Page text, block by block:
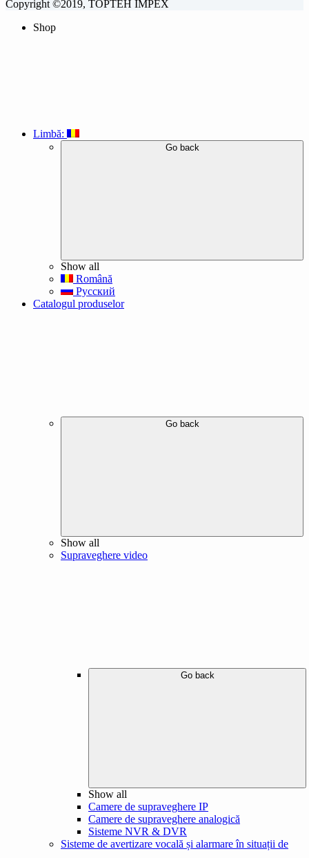
Copyright ©2019, TOPTEH IMPEX
Shop
Limbă:
Go back
Show all
Română
Русский
Catalogul produselor
Go back
Show all
Supraveghere video
Go back
Show all
Camere de supraveghere IP
Camere de supraveghere analogică
Sisteme NVR & DVR
Sisteme de avertizare vocală și alarmare în situații de